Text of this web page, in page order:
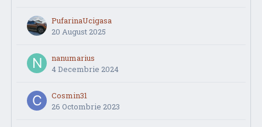
PufarinaUcigasa
20 August 2025
nanumarius
4 Decembrie 2024
Cosmin31
26 Octombrie 2023